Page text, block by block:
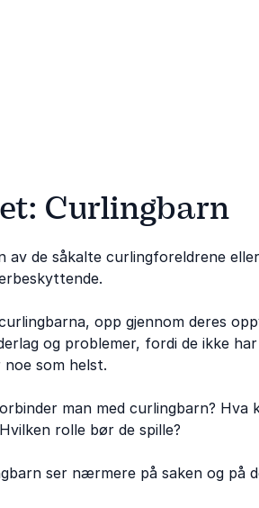
Curlingbarn
av de såkalte curlingforeldrene
opp gjennom deres
og problemer, fordi de ikke
som helst.
man med curlingbarn?
rolle bør de spille?
ser nærmere på saken og på